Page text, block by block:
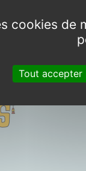
cookies de
Tout accepter